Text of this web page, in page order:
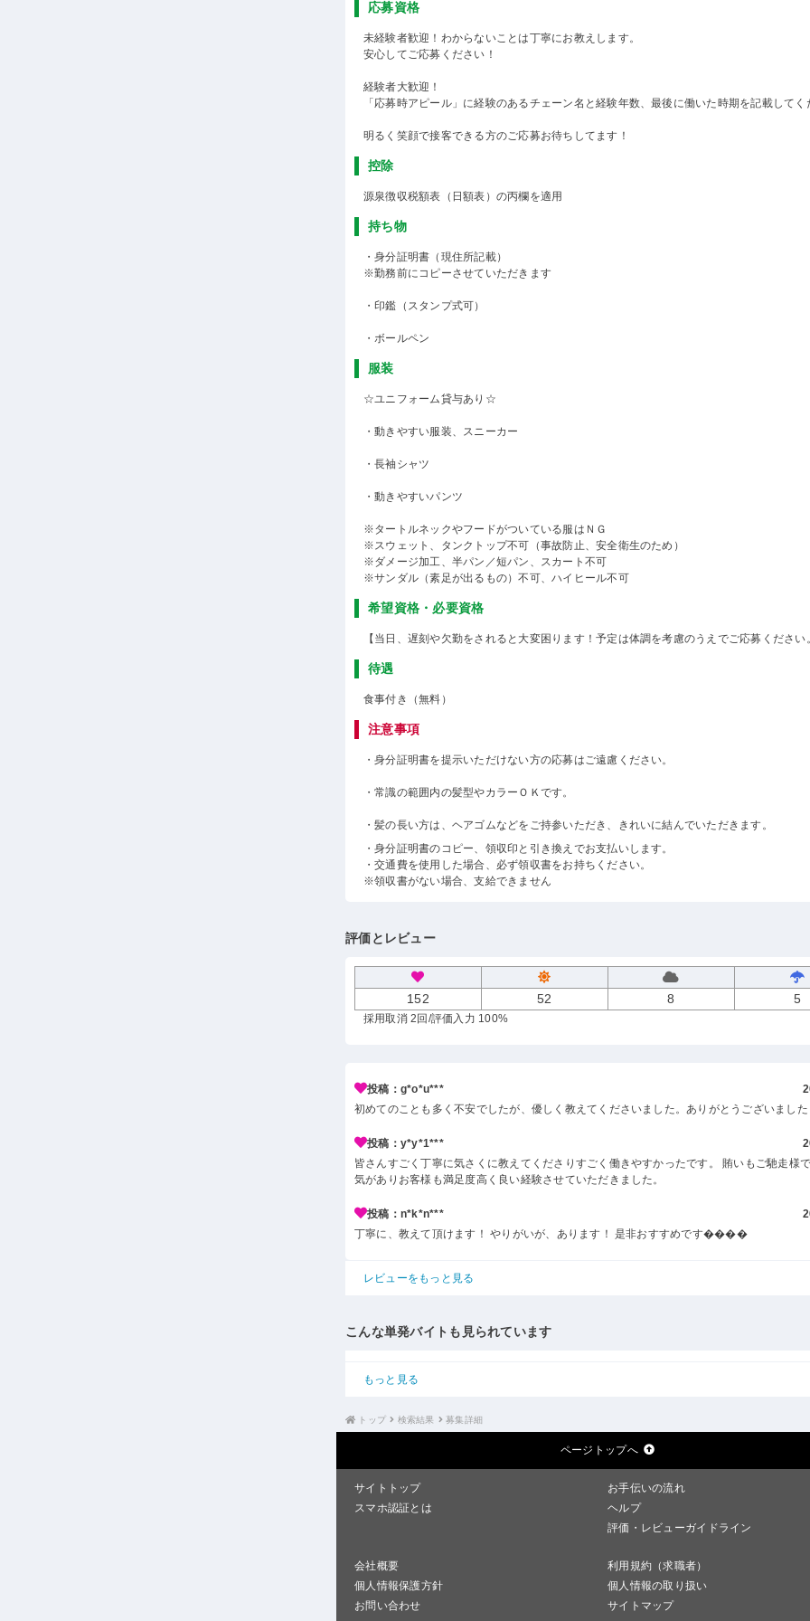
応募資格
未経験者歓迎！わからないことは丁寧にお教えします。
安心してご応募ください！
経験者大歓迎！
「応募時アピール」に経験のあるチェーン名と経験年数、最後に働いた時期を記載してく
明るく笑顔で接客できる方のご応募お待ちしてます！
控除
源泉徴収税額表（日額表）の丙欄を適用
持ち物
・身分証明書（現住所記載）
※勤務前にコピーさせていただきます
・印鑑（スタンプ式可）
・ボールペン
服装
☆ユニフォーム貸与あり☆
・動きやすい服装、スニーカー
・長袖シャツ
・動きやすいパンツ
※タートルネックやフードがついている服はＮＧ
※スウェット、タンクトップ不可（事故防止、安全衛生のため）
※ダメージ加工、半パン／短パン、スカート不可
※サンダル（素足が出るもの）不可、ハイヒール不可
希望資格・必要資格
【当日、遅刻や欠勤をされると大変困ります！予定は体調を考慮のうえでご応募ください
待遇
食事付き（無料）
注意事項
・身分証明書を提示いただけない方の応募はご遠慮ください。
・常識の範囲内の髪型やカラーＯＫです。
・髪の長い方は、ヘアゴムなどをご持参いただき、きれいに結んでいただきます。
・身分証明書のコピー、領収印と引き換えでお支払いします。
・交通費を使用した場合、必ず領収書をお持ちください。
※領収書がない場合、支給できません
評価とレビュー
152 52 8 5
採用取消 2回 /評価入力 100%
投稿：g*o*u***
初めてのことも多く不安でしたが、優しく教えてくださいました。ありがとうございました
投稿：y*y*1***
皆さんすごく丁寧に気さくに教えてくださりすごく働きやすかったです。 賄いもご馳走様
気がありお客様も満足度高く良い経験させていただきました。
投稿：n*k*n***
丁寧に、教えて頂けます！ やりがいが、あります！ 是非おすすめです����
レビューをもっと見る
こんな単発バイトも見られています
もっと見る
トップ 検索結果 募集詳細
ページトップへ
サイトトップ
お手伝いの流れ
スマホ認証とは
ヘルプ
評価・レビューガイドライン
会社概要
利用規約（求職者）
個人情報保護方針
個人情報の取り扱い
お問い合わせ
サイトマップ